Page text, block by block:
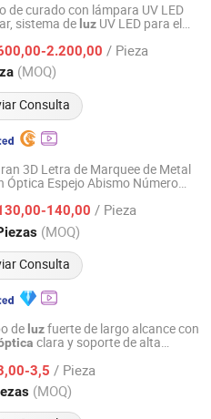
de curado con lámpara UV LED
sistema de luz UV LED para el
2.200,00 / Pieza
(MOQ)
Consulta
Precision Technology Co.,
Desde 2023
3D Letra de Marquee de Metal
Óptica Espejo Abismo Número
Tiras LED140,00 / Pieza
(MOQ)
Consulta
Co., Ltd.
2024
de luzfuerte de largo alcance con
clara y soporte de alta
y agricultura.Luz
3,5 / Pieza
(MOQ)
Ltd.
Desde 2023